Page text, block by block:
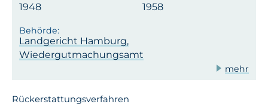
1948 1958
Landgericht Hamburg,
Wiedergutmachungsamt
mehr
Rückerstattungsverfahren